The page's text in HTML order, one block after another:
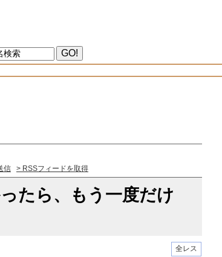
信 > RSSフィードを取得
たら、もう一度だけ
全レス